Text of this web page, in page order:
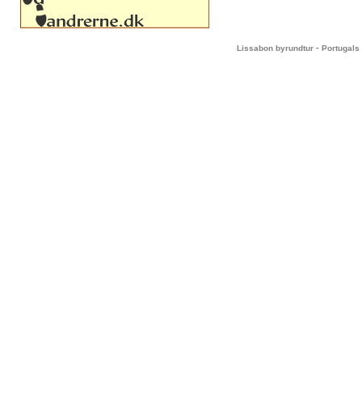
Lissabon byrundtur - Portugals